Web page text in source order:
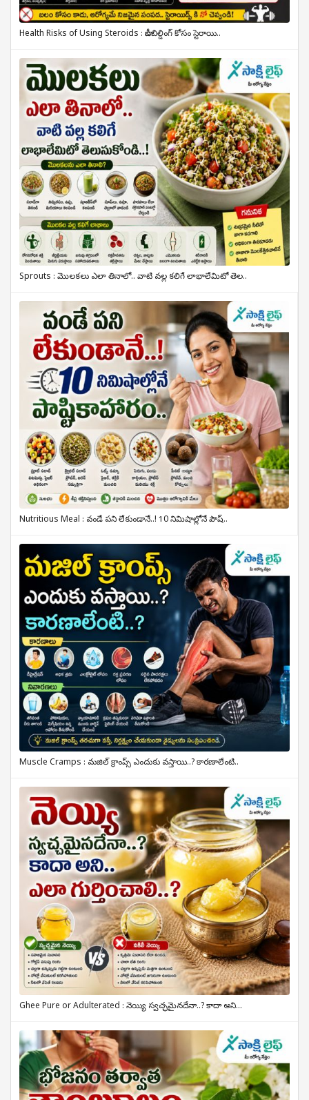
Health Risks of Using Steroids : బాడీబిల్డింగ్ కోసం స్టెరాయి..
Sprouts : మొలకలు ఎలా తినాలో.. వాటి వల్ల కలిగే లాభాలేమిటో తెల..
Nutritious Meal : వండే పని లేకుండానే..! 10 నిమిషాల్లోనే పౌష్..
Muscle Cramps : మజిల్ క్రాంప్స్ ఎందుకు వస్తాయి..? కారణాలేంటి..
Ghee Pure or Adulterated : నెయ్యి స్వచ్ఛమైనదేనా..? కాదా అని...